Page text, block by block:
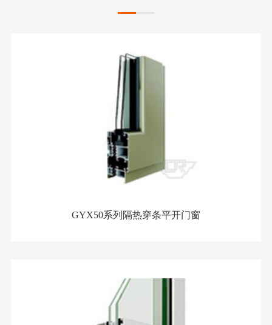
GYX50系列隔热穿条平开门窗